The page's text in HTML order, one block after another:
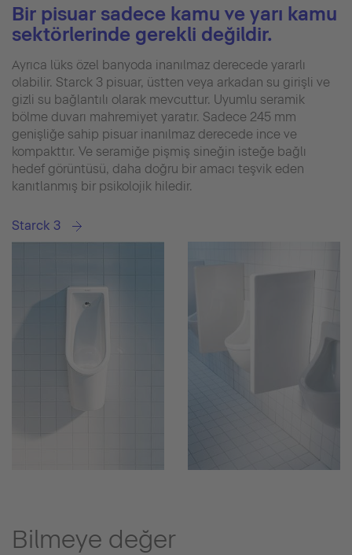
Bir pisuar sadece kamu ve yarı kamu
sektörlerinde gerekli değildir.
Ayrıca lüks özel banyoda inanılmaz derecede yararlı
olabilir. Starck 3 pisuar, üstten veya arkadan su girişli ve
gizli su bağlantılı olarak mevcuttur. Uyumlu seramik
bölme duvarı mahremiyet yaratır. Sadece 245 mm
genişliğe sahip pisuar inanılmaz derecede ince ve
kompakttır. Ve seramiğe pişmiş sineğin isteğe bağlı
hedef görüntüsü, daha doğru bir amacı teşvik eden
kanıtlanmış bir psikolojik hiledir.
Starck 3
Bilmeye değer